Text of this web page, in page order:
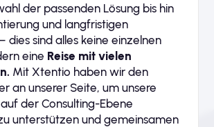
der passenden Lösung bis hin
und langfristigen
dies sind alles keine einzelnen
eine Reise mit vielen
Mit Xtentio haben wir den
an unserer Seite, um unsere
der Consulting-Ebene
unterstützen und gemeinsamen